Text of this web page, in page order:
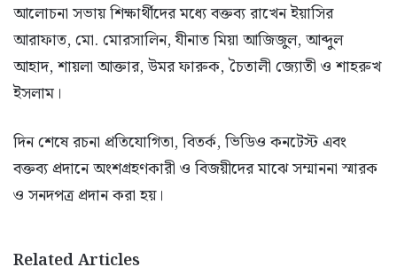
আলোচনা সভায় শিক্ষার্থীদের মধ্যে বক্তব্য রাখেন ইয়াসির
আরাফাত, মো. মোরসালিন, যীনাত মিয়া আজিজুল, আব্দুল
আহাদ, শায়লা আক্তার, উমর ফারুক, চৈতালী জ্যোতী ও শাহরুখ
ইসলাম।
দিন শেষে রচনা প্রতিযোগিতা, বিতর্ক, ভিডিও কনটেস্ট এবং
বক্তব্য প্রদানে অংশগ্রহণকারী ও বিজয়ীদের মাঝে সম্মাননা স্মারক
ও সনদপত্র প্রদান করা হয়।
Related Articles